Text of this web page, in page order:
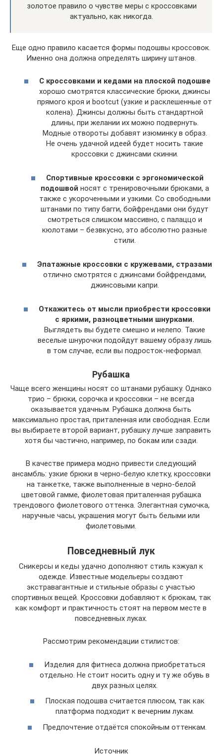
золотое правило о чувстве меры с кроссовками
актуально, как никогда.
Еще одно правило касается формы подошвы кроссовок.
Именно она должна определять ширину штанов.
С кроссовками и кедами на плоской подошве
хорошо смотрятся классические брюки, джинсы
прямого кроя и bootcut (узкие и расклешенные от
колена). Джинсы должны быть стандартной
длины, при желании их можно подвернуть.
Модные отвороты добавят изюминку в образ.
Не очень удачной идеей будет носить такие
кроссовки с джинсами скинни.
Спортивные кроссовки с эргономической
подошвой носят с тренировочными брюками, а
также с укороченными и узкими. Со свободными
штанами по типу багги, бойфрендами они будут
смотреться слишком массивно, с палаццо и
кюлотами – безвкусно, это абсолютно разные
стили.
Эпатажные кроссовки с кружевами, стразами
отлично смотрятся с джинсами бойфрендами,
джинсовыми капри.
Откажитесь от мысли приобрести кроссовки
с яркими, разноцветными шнурками.
Выглядеть вы будете смешно и нелепо. Такие
веселые шнурочки подойдут вашему образу лишь
в том случае, если вы подросток-неформал.
Рубашка
Чаще всего женщины носят со штанами рубашку. Однако
трио – брюки, сорочка и кроссовки – не всегда
оказывается удачным. Рубашка должна быть
максимально простая, приталенная или свободная. Если
вы выбираете второй вариант, рубашку лучше заправить
хотя бы частично, например, по бокам или сзади.
В качестве примера модно привести следующий
ансамбль: узкие брюки в черно-белую клетку, кроссовки
на танкетке, также выполненные в черно-белой
цветовой гамме, фиолетовая приталенная рубашка
трендового фиолетового оттенка. Элегантная сумочка,
наручные часы, украшения могут быть белыми или
фиолетовыми.
Повседневный лук
Сникерсы и кеды удачно дополняют стиль кэжуал к
одежде. Известные модельеры создают
экстравагантные и стильные образы с участью
спортивных вещей. Кроссовки добавляют к брюкам, так
как комфорт и практичность стоят на первом месте в
повседневных луках.
Рассмотрим рекомендации стилистов:
Изделия для фитнеса должна приобретаться
отдельно. Не стоит носить одну и ту же обувь в
двух разных целях.
Плоская подошва считается плюсом, так как
платформа подходит к вечерним лукам.
Предпочтение отдаётся спокойным оттенкам.
Источник